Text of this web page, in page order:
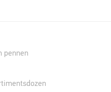
pennen